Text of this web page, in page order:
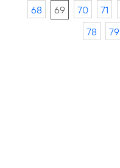
68
69 70 71
78
79